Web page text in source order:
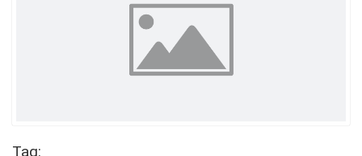
Tag: